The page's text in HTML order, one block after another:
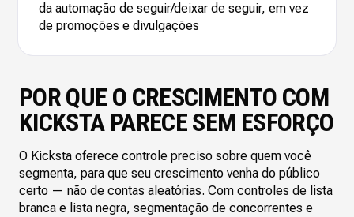
da automação de seguir/deixar de seguir, em vez
de promoções e divulgações
POR QUE O CRESCIMENTO COM
KICKSTA PARECE SEM ESFORÇO
O Kicksta oferece controle preciso sobre quem você
segmenta, para que seu crescimento venha do público
certo — não de contas aleatórias. Com controles de lista
branca e lista negra, segmentação de concorrentes e